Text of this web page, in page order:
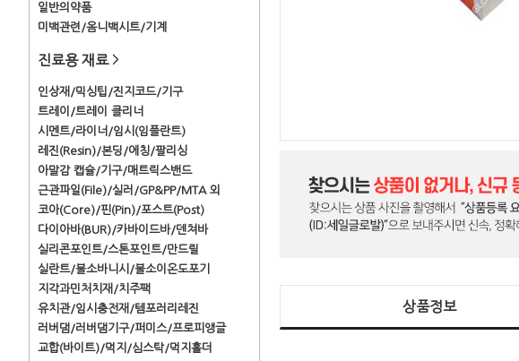
일반의약품
미백관련/옴니백시트/기계
진료용 재료 >
인상재/믹싱팁/진지코드/기구
트레이/트레이 클리너
시멘트/라이너/임시(임플란트)
레진(Resin)/본딩/에칭/팔리싱
아말감 캡슐/기구/매트릭스밴드
근관파일(File)/실러/GP&PP/MTA 외
코아(Core)/핀(Pin)/포스트(Post)
다이아바(BUR)/카바이드바/덴쳐바
실리콘포인트/스톤포인트/만드릴
실란트/불소바니시/불소이온도포기
지각과민처치재/치주팩
유치관/임시충전재/템포러리레진
러버댐/러버댐기구/퍼미스/프로피앵글
교합(바이트)/먹지/심스탁/먹지홀더
상품정보